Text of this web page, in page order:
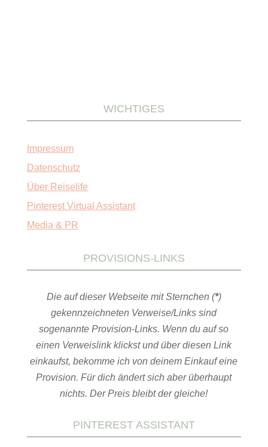
WICHTIGES
Impressum
Datenschutz
Über Reiselife
Pinterest Virtual Assistant
Media & PR
PROVISIONS-LINKS
Die auf dieser Webseite mit Sternchen (*)
gekennzeichneten Verweise/Links sind
sogenannte Provision-Links. Wenn du auf so
einen Verweislink klickst und über diesen Link
einkaufst, bekomme ich von deinem Einkauf eine
Provision. Für dich ändert sich aber überhaupt
nichts. Der Preis bleibt der gleiche!
PINTEREST ASSISTANT